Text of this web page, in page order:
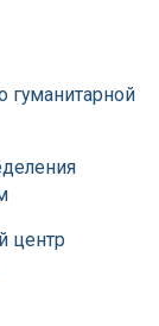
гуманитарной
центр